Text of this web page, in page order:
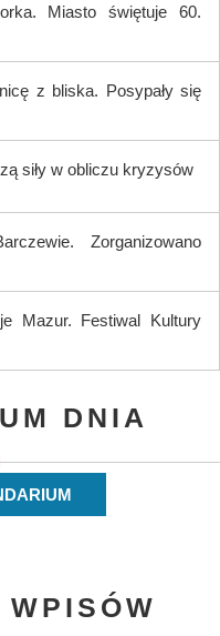
Miasto świętuje 60.
z bliska. Posypały się
siły w obliczu kryzysów
Zorganizowano
Mazur. Festiwal Kultury
DNIA